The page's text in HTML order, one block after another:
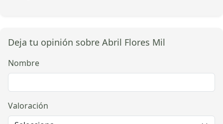
Deja tu opinión sobre Abril Flores Mil
Nombre
Valoración